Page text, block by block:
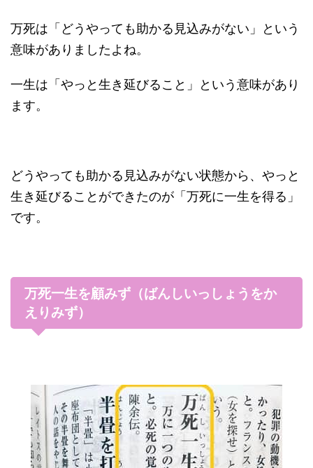
万死は「どうやっても助かる見込みがない」という
意味がありましたよね。
一生は「やっと生き延びること」という意味があり
ます。
どうやっても助かる見込みがない状態から、やっと
生き延びることができたのが「万死に一生を得る」
です。
万死一生を顧みず（ばんしいっしょうをか
えりみず）